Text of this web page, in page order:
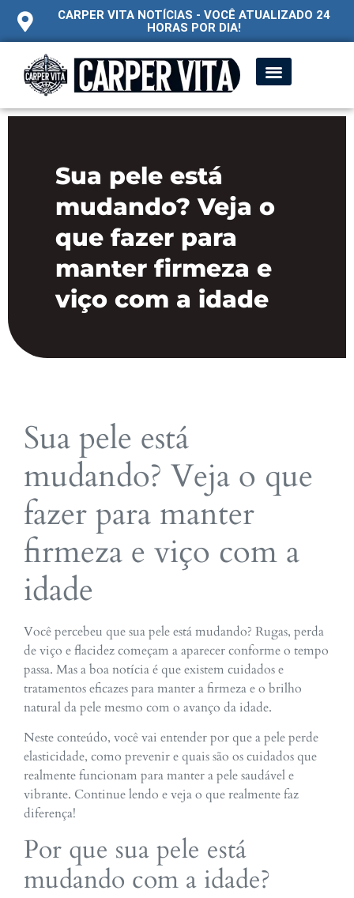
CARPER VITA NOTÍCIAS - VOCÊ ATUALIZADO 24
HORAS POR DIA!
Sua pele está
mudando? Veja o
que fazer para
manter firmeza e
viço com a idade
Sua pele está
mudando? Veja o que
fazer para manter
firmeza e viço com a
idade
Você percebeu que sua pele está mudando? Rugas, perda
de viço e flacidez começam a aparecer conforme o tempo
passa. Mas a boa notícia é que existem cuidados e
tratamentos eficazes para manter a firmeza e o brilho
natural da pele mesmo com o avanço da idade.
Neste conteúdo, você vai entender por que a pele perde
elasticidade, como prevenir e quais são os cuidados que
realmente funcionam para manter a pele saudável e
vibrante. Continue lendo e veja o que realmente faz
diferença!
Por que sua pele está
mudando com a idade?